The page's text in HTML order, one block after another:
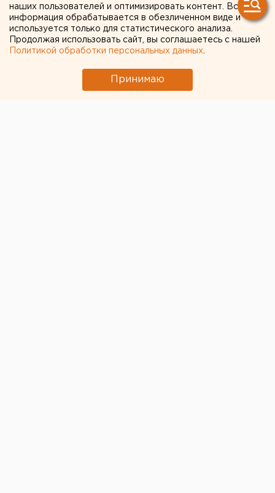
наших пользователей и оптимизировать контент. Вся
информация обрабатывается в обезличенном виде и
используется только для статистического анализа.
Продолжая использовать сайт, вы соглашаетесь с нашей
Политикой обработки персональных данных
Принимаю